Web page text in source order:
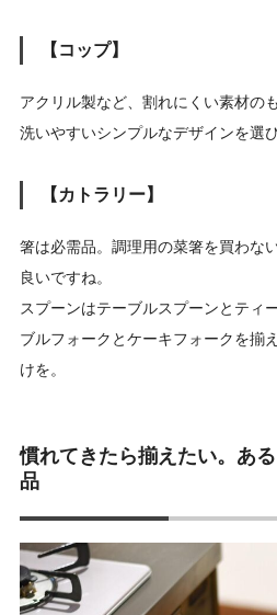
【コップ】
アクリル製など、割れにくい素材の
洗いやすいシンプルなデザインを選
【カトラリー】
箸は必需品。調理用の菜箸を買わな
良いですね。
スプーンはテーブルスプーンとティ
ブルフォークとケーキフォークを揃
けを。
慣れてきたら揃えたい。あ
品